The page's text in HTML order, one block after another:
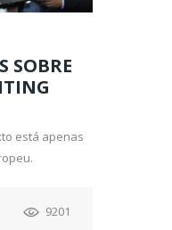
SOBRE
está apenas
9201